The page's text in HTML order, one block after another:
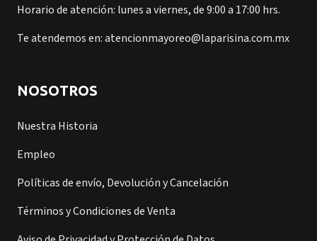
Horario de atención: lunes a viernes, de 9:00 a 17:00 hrs.
Te atendemos en: atencionmayoreo@laparisina.com.mx
NOSOTROS
Nuestra Historia
Empleo
Políticas de envío, Devolución y Cancelación
Términos y Condiciones de Venta